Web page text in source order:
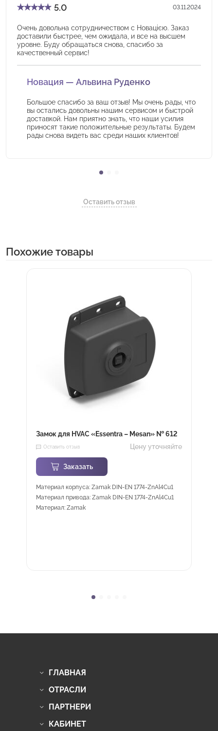
★★★★★ 5.0 03.11.2024
Очень довольна сотрудничеством с Новацією. Заказ
доставили быстрее, чем ожидала, и все на высшем
уровне. Буду обращаться снова, спасибо за
качественный сервис!
Новация — Альвина Руденко
Большое спасибо за ваш отзыв! Мы очень рады, что
вы остались довольны нашим сервисом и быстрой
доставкой. Нам приятно знать, что наши усилия
приносят такие положительные результаты. Будем
рады снова видеть вас среди наших клиентов!
Оставить отзыв
Похожие товары
Замок для HVAC «Essentra – Mesan» № 612
Оставить отзыв Цену уточняйте
Заказать
Материал корпуса: Zamak DIN-EN 1774-ZnAl4Cu1
Материал привода: Zamak DIN-EN 1774-ZnAl4Cu1
Материал: Zamak
ГЛАВНАЯ
ОТРАСЛИ
ПАРТНЕРИ
КАБИНЕТ